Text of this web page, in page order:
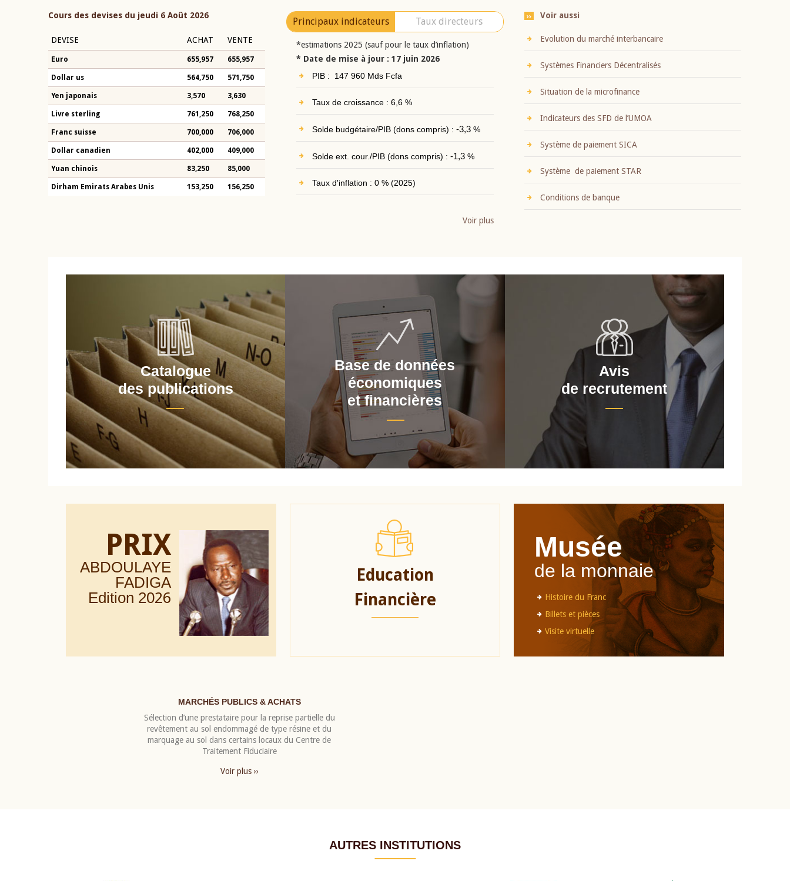
Cours des devises du jeudi 6 Août 2026
DEVISE ACHAT VENTE
Euro 655,957 655,957
Dollar us 564,750 571,750
Yen japonais 3,570 3,630
Livre sterling 761,250 768,250
Franc suisse 700,000 706,000
Dollar canadien 402,000 409,000
Yuan chinois 83,250 85,000
Dirham Emirats Arabes Unis 153,250 156,250
Principaux indicateurs Taux directeurs
*estimations 2025 (sauf pour le taux d’inflation)
* Date de mise à jour : 17 juin 2026
PIB : 147 960 Mds Fcfa
Taux de croissance : 6,6 %
Solde budgétaire/PIB (dons compris) : -3,3%
Solde ext. cour./PIB (dons compris) : -1,3%
Taux d'inflation : 0 % (2025)
Voir plus
Voir aussi
Evolution du marché interbancaire
Systèmes Financiers Décentralisés
Situation de la microfinance
Indicateurs des SFD de l’UMOA
Système de paiement SICA
Système de paiement STAR
Conditions de banque
Catalogue
des publications
Base de données
économiques
et financières
Avis
de recrutement
PRIX
ABDOULAYE
FADIGA
Edition 2026
Education
Financière
Musée
de la monnaie
Histoire du Franc
Billets et pièces
Visite virtuelle
MARCHÉS PUBLICS & ACHATS
Sélection d’une prestataire pour la reprise partielle du
revêtement au sol endommagé de type résine et du
marquage au sol dans certains locaux du Centre de
Traitement Fiduciaire
Voir plus ››
AUTRES INSTITUTIONS